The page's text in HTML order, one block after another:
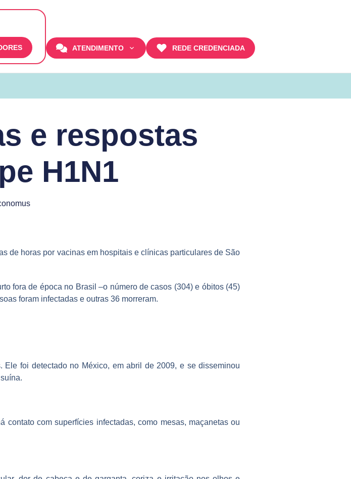
ATENDIMENTO REDE CREDENCIADA
e respostas
H1N1
de horas por vacinas em hospitais e clínicas particulares de São
fora de época no Brasil –o número de casos (304) e óbitos (45)
foram infectadas e outras 36 morreram.
foi detectado no México, em abril de 2009, e se disseminou
com superfícies infectadas, como mesas, maçanetas ou